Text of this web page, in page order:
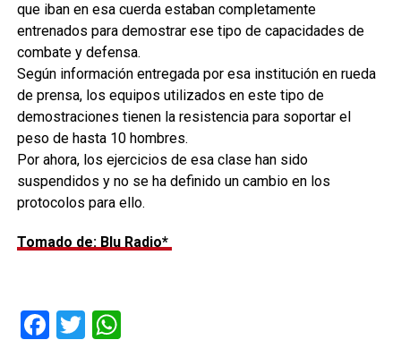
que iban en esa cuerda estaban completamente
entrenados para demostrar ese tipo de capacidades de
combate y defensa.
Según información entregada por esa institución en rueda
de prensa, los equipos utilizados en este tipo de
demostraciones tienen la resistencia para soportar el
peso de hasta 10 hombres.
Por ahora, los ejercicios de esa clase han sido
suspendidos y no se ha definido un cambio en los
protocolos para ello.
Tomado de: Blu Radio*
Facebook
TwitterWhatsApp